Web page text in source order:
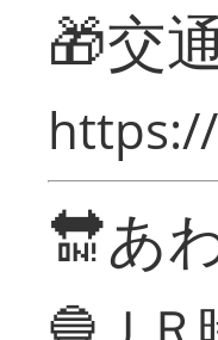
🎁交
🔛あ